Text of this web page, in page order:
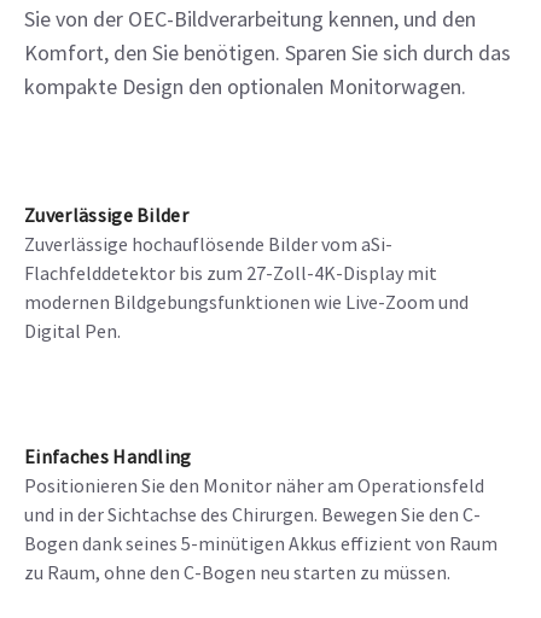
Sie von der OEC-Bildverarbeitung kennen, und den
Komfort, den Sie benötigen. Sparen Sie sich durch das
kompakte Design den optionalen Monitorwagen.
Zuverlässige Bilder
Zuverlässige hochauflösende Bilder vom aSi-
Flachfelddetektor bis zum 27-Zoll-4K-Display mit
modernen Bildgebungsfunktionen wie Live-Zoom und
Digital Pen.
Einfaches Handling
Positionieren Sie den Monitor näher am Operationsfeld
und in der Sichtachse des Chirurgen. Bewegen Sie den C-
Bogen dank seines 5-minütigen Akkus effizient von Raum
zu Raum, ohne den C-Bogen neu starten zu müssen.